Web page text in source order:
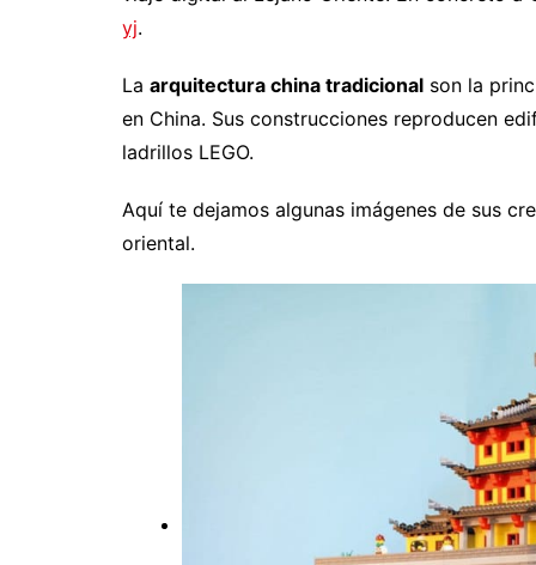
yj.
La arquitectura china tradicional son la
en China. Sus construcciones reproducen
ladrillos LEGO.
Aquí te dejamos algunas imágenes de sus
oriental.